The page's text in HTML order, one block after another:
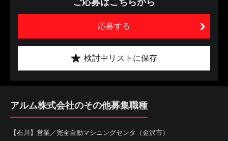
応募する
検討中リストに保存
アルム株式会社のその他募集職種
【石川】営業／完全自動マシニングセンタ（金沢市）